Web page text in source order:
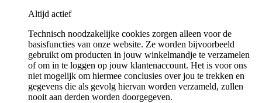
Altijd actief
Technisch noodzakelijke cookies zorgen alleen voor de
basisfuncties van onze website. Ze worden bijvoorbeeld
gebruikt om producten in jouw winkelmandje te verzamelen
of om in te loggen op jouw klantenaccount. Het is voor ons
niet mogelijk om hiermee conclusies over jou te trekken en
gegevens die als gevolg hiervan worden verzameld, zullen
nooit aan derden worden doorgegeven.